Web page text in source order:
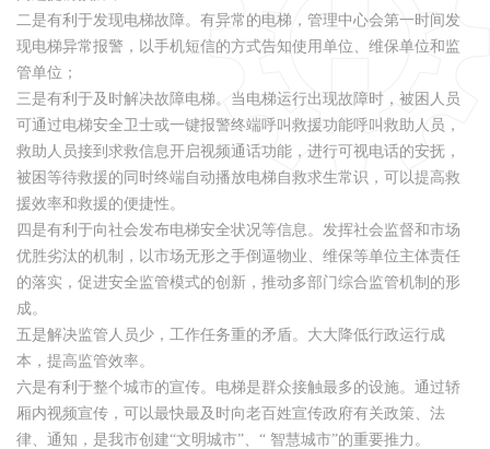
二是有利于发现电梯故障。有异常的电梯，管理中心会第一时间发
现电梯异常报警，以手机短信的方式告知使用单位、维保单位和监
管单位；
三是有利于及时解决故障电梯。当电梯运行出现故障时，被困人员
可通过电梯安全卫士或一键报警终端呼叫救援功能呼叫救助人员，
救助人员接到求救信息开启视频通话功能，进行可视电话的安抚，
被困等待救援的同时终端自动播放电梯自救求生常识，可以提高救
援效率和救援的便捷性。
四是有利于向社会发布电梯安全状况等信息。发挥社会监督和市场
优胜劣汰的机制，以市场无形之手倒逼物业、维保等单位主体责任
的落实，促进安全监管模式的创新，推动多部门综合监管机制的形
成。
五是解决监管人员少，工作任务重的矛盾。大大降低行政运行成
本，提高监管效率。
六是有利于整个城市的宣传。电梯是群众接触最多的设施。通过轿
厢内视频宣传，可以最快最及时向老百姓宣传政府有关政策、法
律、通知，是我市创建“文明城市”、“ 智慧城市”的重要推力。